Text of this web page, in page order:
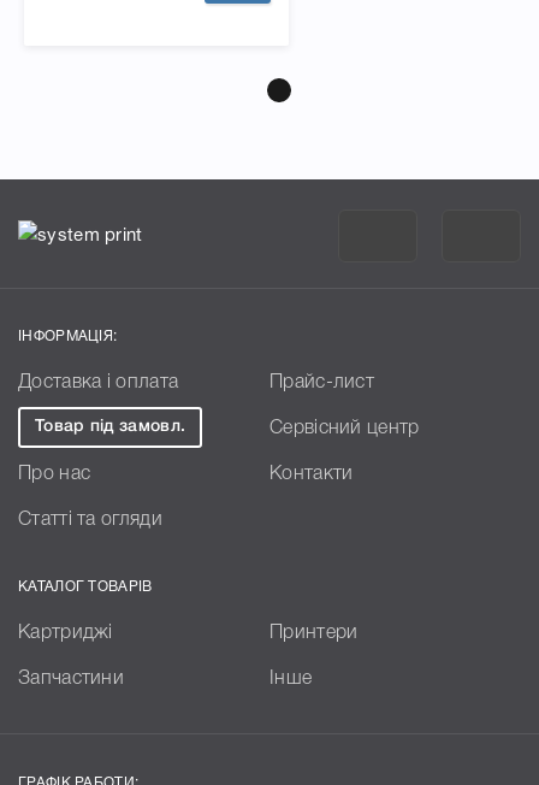
ІНФОРМАЦІЯ:
Доставка і оплата Прайс-лист
Товар під замовл. Сервісний центр
Про нас Контакти
Статті та огляди
КАТАЛОГ ТОВАРІВ
Картриджі Принтери
Запчастини Інше